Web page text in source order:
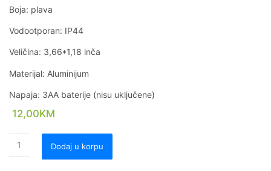
Boja: plava
Vodootporan: IP44
Veličina: 3,66*1,18 inča
Materijal: Aluminijum
Napaja: 3AA baterije (nisu uključene)
12,00KM
Dodaj u korpu